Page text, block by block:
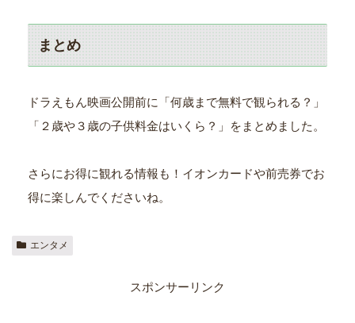
まとめ
ドラえもん映画公開前に「何歳まで無料で観られる？」
「２歳や３歳の子供料金はいくら？」をまとめました。
さらにお得に観れる情報も！イオンカードや前売券でお
得に楽しんでくださいね。
エンタメ
スポンサーリンク